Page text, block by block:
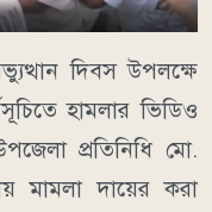
দিবস উপলক্ষে
হামলার ভিডিও
প্রতিনিধি মো.
মামলা দায়ের করা